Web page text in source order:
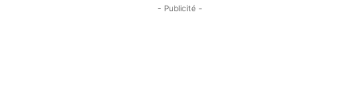
- Publicité -